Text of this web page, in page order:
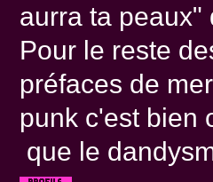
aurra ta peaux"
Pour le reste
préfaces de
punk c'est bien
que le